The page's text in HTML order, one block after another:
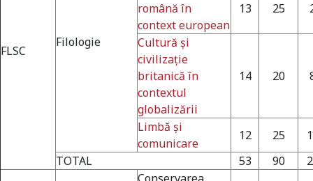
FLSC
Filologie
română în
context european
13 25
Cultură şi
civilizaţie
britanică în
contextul
globalizării
14 20
Limbă şi
comunicare
12 25
TOTAL
53 90